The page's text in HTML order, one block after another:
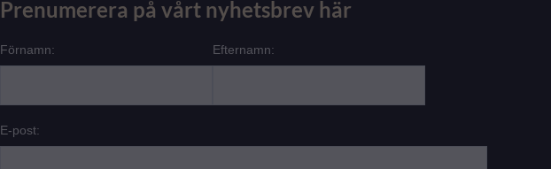
Prenumerera på vårt nyhetsbrev här
Förnamn: Efternamn:
E-post: